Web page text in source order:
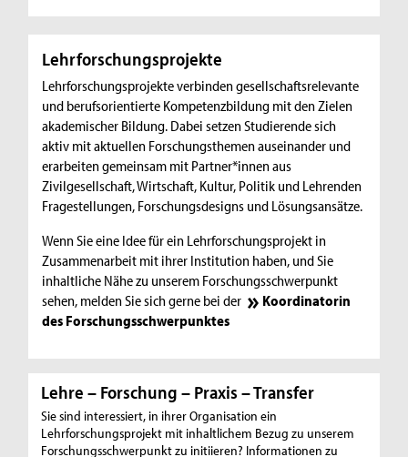
Lehrforschungsprojekte
Lehrforschungsprojekte verbinden gesellschaftsrelevante
und berufsorientierte Kompetenzbildung mit den Zielen
akademischer Bildung. Dabei setzen Studierende sich
aktiv mit aktuellen Forschungsthemen auseinander und
erarbeiten gemeinsam mit Partner*innen aus
Zivilgesellschaft, Wirtschaft, Kultur, Politik und Lehrenden
Fragestellungen, Forschungsdesigns und Lösungsansätze.
Wenn Sie eine Idee für ein Lehrforschungsprojekt in
Zusammenarbeit mit ihrer Institution haben, und Sie
inhaltliche Nähe zu unserem Forschungsschwerpunkt
sehen, melden Sie sich gerne bei der
Koordinatorin
des Forschungsschwerpunktes
Lehre – Forschung – Praxis – Transfer
Sie sind interessiert, in ihrer Organisation ein
Lehrforschungsprojekt mit inhaltlichem Bezug zu unserem
Forschungsschwerpunkt zu initiieren? Informationen zu